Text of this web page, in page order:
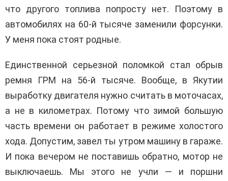
что другого топлива попросту нет. Поэтому в
автомобилях на 60-й тысяче заменили форсунки.
У меня пока стоят родные.
Единственной серьезной поломкой стал обрыв
ремня ГРМ на 56-й тысяче. Вообще, в Якутии
выработку двигателя нужно считать в моточасах,
а не в километрах. Потому что зимой большую
часть времени он работает в режиме холостого
хода. Допустим, завел ты утром машину в гараже.
И пока вечером не поставишь обратно, мотор не
выключаешь. Мы этого не учли — и поршни